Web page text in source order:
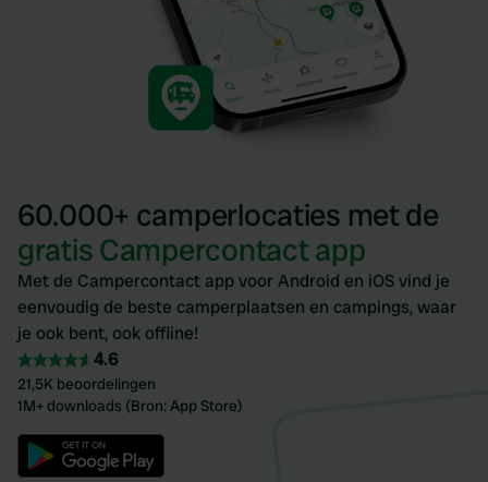
60.000+ camperlocaties met de
gratis Campercontact app
Met de Campercontact app voor Android en iOS vind je
eenvoudig de beste camperplaatsen en campings, waar
je ook bent, ook offline!
4.6
21,5K beoordelingen
1M+ downloads (Bron: App Store)